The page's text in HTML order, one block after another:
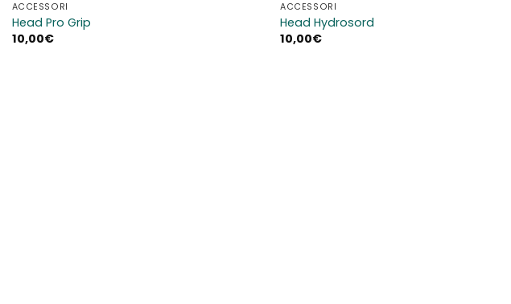
ACCESSORI
Head Pro Grip
10,00€
ACCESSORI
Head Hydrosord
10,00€